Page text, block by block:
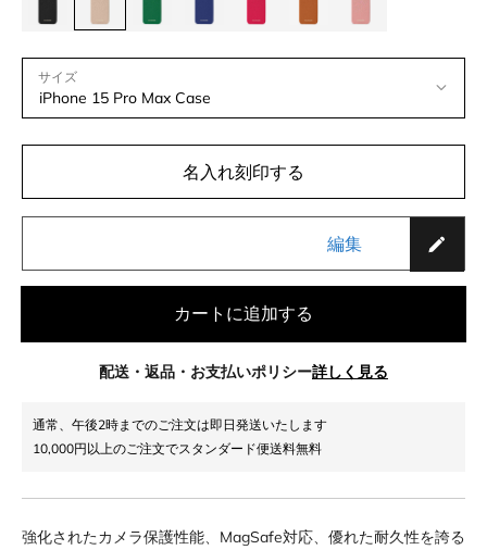
サイズ
名入れ刻印する
編集
カートに追加する
配送・返品・お支払いポリシー詳しく見る
通常、午後2時までのご注文は即日発送いたします
10,000円以上のご注文でスタンダード便送料無料
強化されたカメラ保護性能、MagSafe対応、優れた耐久性を誇る